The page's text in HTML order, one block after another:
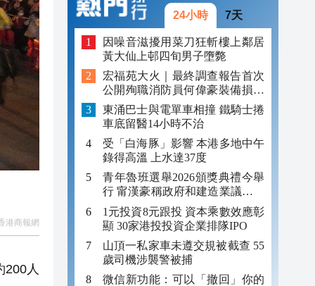
港商報網
人
24小時 7天
因噪音滋擾用菜刀狂斬樓上鄰居
黃大仙上邨四旬男子墮斃
宏福苑大火｜最終調查報告首次
公開殉職消防員何偉豪裝備損毀
照片
東涌巴士與電單車相撞 鐵騎士捲
車底留醫14小時不治
受「白海豚」影響 本港多地中午
錄得高溫 上水達37度
青年魯班選舉2026頒獎典禮今舉
行 甯漢豪稱政府和建造業議會做
好培訓工作
1元投資8元跟投 資本乘數效應彰
顯 30家港投投資企業排隊IPO
山頂一私家車未遵交規被截查 55
歲司機涉襲警被捕
微信新功能：可以「撤回」你的